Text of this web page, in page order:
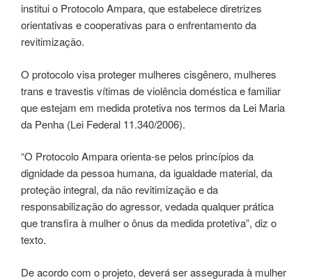
institui o Protocolo Ampara, que estabelece diretrizes
orientativas e cooperativas para o enfrentamento da
revitimização.
O protocolo visa proteger mulheres cisgênero, mulheres
trans e travestis vítimas de violência doméstica e familiar
que estejam em medida protetiva nos termos da Lei Maria
da Penha (Lei Federal 11.340/2006).
“O Protocolo Ampara orienta-se pelos princípios da
dignidade da pessoa humana, da igualdade material, da
proteção integral, da não revitimização e da
responsabilização do agressor, vedada qualquer prática
que transfira à mulher o ônus da medida protetiva”, diz o
texto.
De acordo com o projeto, deverá ser assegurada à mulher